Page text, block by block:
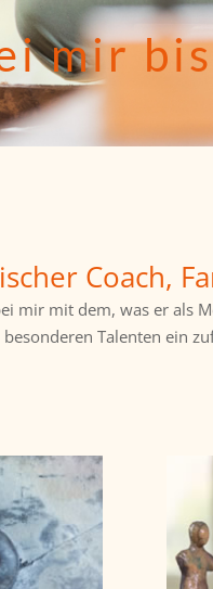
mir
Coach,
mir mit dem, was er als
Talenten ein